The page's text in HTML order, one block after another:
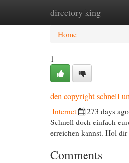
directory king
Home New Site
Home
1
den copyright schnell
Internet 273 days ago
Schnell doch einfach
erreichen kannst. Hol dir
Comments